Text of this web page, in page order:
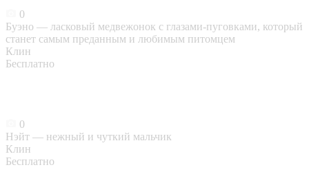
0
Буэно — ласковый медвежонок с глазами-пуговками, который
станет самым преданным и любимым питомцем
Клин
Бесплатно
0
Нэйт — нежный и чуткий мальчик
Клин
Бесплатно